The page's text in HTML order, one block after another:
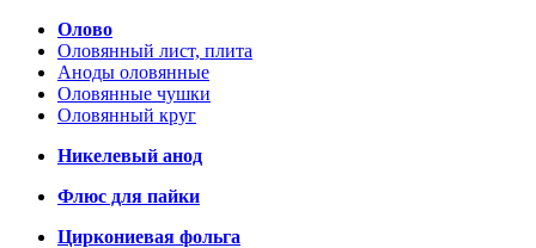
Олово
Оловянный лист, плита
Аноды оловянные
Оловянные чушки
Оловянный круг
Никелевый анод
Флюс для пайки
Циркониевая фольга